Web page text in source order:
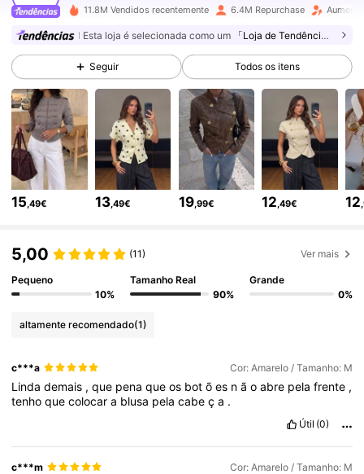
4,77
2.6M Seguidores
4,77 2.6M Seguidores
4,77 2.6M Seguidores
4,77 2.6M Seguidores
2.6M Seguidores
4,77 2.6M Seguidores
11.8M Vendidos recentemente 6.4M Repurchase
Esta loja é selecionada como um 「Loja de Tendências」
Seguir Todos os itens
15,49€ 13,49€ 19,99€ 12,49€ 12
5,00 (11) Ver mais
Pequeno
10%
Tamanho Real
90%
Grande
0%
altamente recomendado(1)
c***a Cor: Amarelo / Tamanho: M
Lindademais ,que penaqueos botões nãoabre pelafrente ,
tenhoquecolocara blusa pelacabeça .
Útil (0)
c***m Cor: Amarelo / Tamanho: M